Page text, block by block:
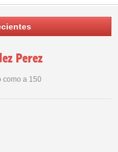
Perez
como a 150